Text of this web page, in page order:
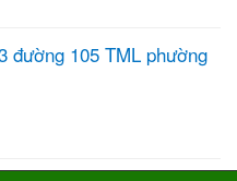
đường 105 TML phường